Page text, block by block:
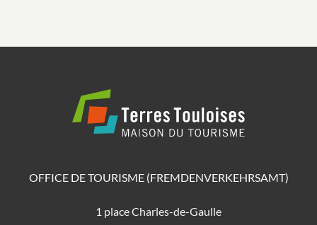
OFFICE DE TOURISME (FREMDENVERKEHRSAMT)
1 place Charles-de-Gaulle